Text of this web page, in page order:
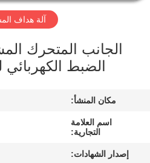
المعمل
مراقبة
الجودة
آلة هداف
الجانب المتحرك
الضبط
مكان المنشأ:
اسم العلامة
التجارية:
إصدار الشهادات: